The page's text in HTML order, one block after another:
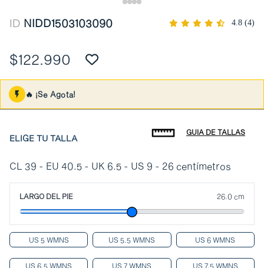
ID NIDD1503103090 4.8 (4)
$122.990
🔥 ¡Se Agota!
ELIGE TU TALLA
GUIA DE TALLAS
CL 39 - EU 40.5 - UK 6.5 - US 9 - 26 centímetros
LARGO DEL PIE 26.0 cm
US 5 WMNS US 5.5 WMNS US 6 WMNS
US 6.5 WMNS US 7 WMNS US 7.5 WMNS